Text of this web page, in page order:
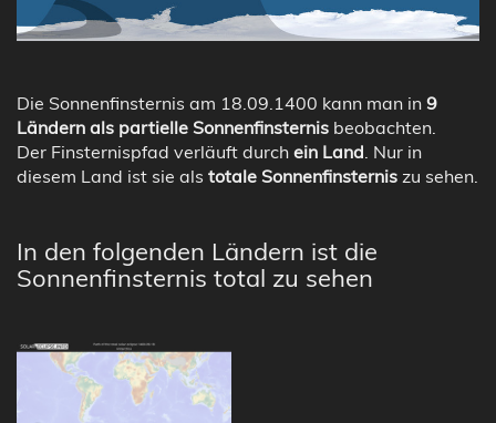
Die Sonnenfinsternis am 18.09.1400 kann man in 9
Ländern als partielle Sonnenfinsternis beobachten.
Der Finsternispfad verläuft durch ein Land . Nur in
diesem Land ist sie als totale Sonnenfinsternis zu sehen.
In den folgenden Ländern ist die
Sonnenfinsternis total zu sehen